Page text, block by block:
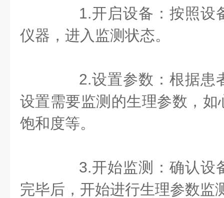
1.开启设备：按照设
仪器，进入监测状态。
2.设置参数：根据患
设置需要监测的生理参数，
饱和度等。
3.开始监测：确认设
完毕后，开始进行生理参数监